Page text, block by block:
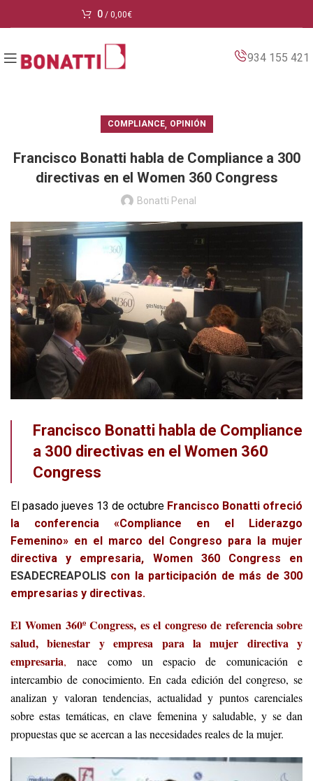
0 / 0,00€
934 155 421
COMPLIANCE, OPINIÓN
Francisco Bonatti habla de Compliance a 300
directivas en el Women 360 Congress
Bonatti Penal
Francisco Bonatti habla de Compliance
a 300 directivas en el Women 360
Congress
El pasado jueves 13 de octubre Francisco Bonatti ofreció
la conferencia «Compliance en el Liderazgo
Femenino» en el marco del Congreso para la mujer
directiva y empresaria, Women 360 Congress en
ESADECREAPOLIS con la participación de más de 300
empresarias y directivas.
El Women 360º Congress, es el congreso de referencia sobre
salud, bienestar y empresa para la mujer directiva y
empresaria,
nace como un espacio de comunicación e
intercambio de conocimiento. En cada edición del congreso, se
analizan y valoran tendencias, actualidad y puntos carenciales
sobre estas temáticas, en clave femenina y saludable, y se dan
propuestas que se acercan a las necesidades reales de la mujer.